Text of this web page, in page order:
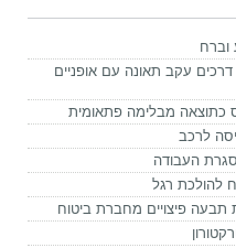
וברח
דרכים עקב תאונה עם אופניים
כתוצאה מבלימה פתאומית
לרכב
העבודה
להולכת רגל
תבעה פיצויים מחברת ביטוח